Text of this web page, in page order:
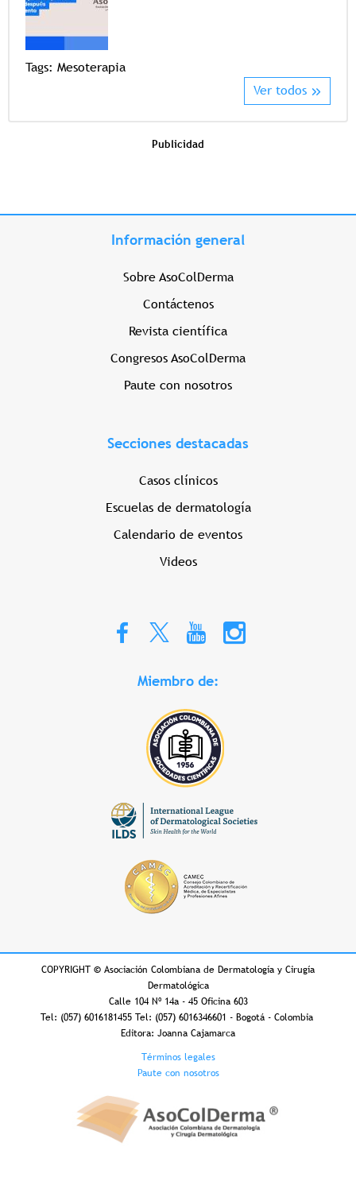
Tags: Mesoterapia
Ver todos
Publicidad
Información general
Sobre AsoColDerma
Contáctenos
Revista científica
Congresos AsoColDerma
Paute con nosotros
Secciones destacadas
Casos clínicos
Escuelas de dermatología
Calendario de eventos
Videos
Miembro de:
COPYRIGHT © Asociación Colombiana de Dermatología y Cirugía
Dermatológica
Calle 104 Nº 14a - 45 Oficina 603
Tel: (057) 6016181455 Tel: (057) 6016346601 - Bogotá - Colombia
Editora: Joanna Cajamarca
Términos legales
Paute con nosotros